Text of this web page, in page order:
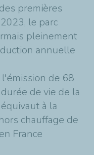
premières
le parc
pleinement
annuelle
de 68
de vie de la
à la
chauffage de
France